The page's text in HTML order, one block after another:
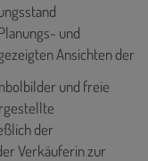
und
Ansichten der
und freie
der
Verkäuferin zur